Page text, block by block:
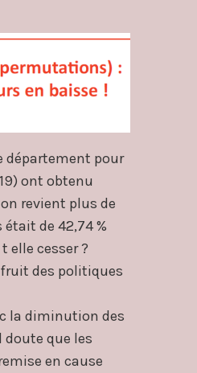
département pour
ont obtenu
revient plus de
de 42,74 %
elle cesser ?
fruit des politiques
la diminution des
doute que les
en cause